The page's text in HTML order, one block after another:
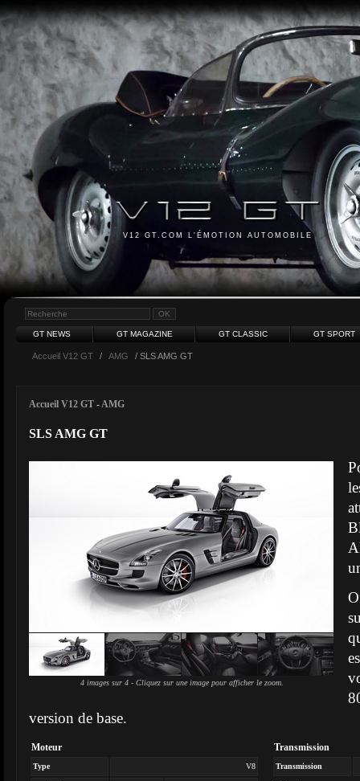
V12 GT.COM L'ÉMOTION AUTOMOBILE
GT NEWS GT MAGAZINE GT CLASSIC GT SPORT
Accueil V12 GT / AMG / SLS AMG GT
Accueil V12 GT -AMG
SLS AMG GT
4 images sur 4 - Cliquez sur une image pour afficher le zoom.
version de base.
Moteur
Type V8
Transmission
Transmission